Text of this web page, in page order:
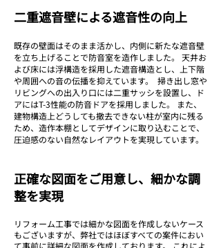
二重遮音壁による遮音性の向上
既存の壁面はそのまま活かし、内側に新たな遮音壁
を立ち上げることで防音室を造作しました。 天井お
よび床には浮構造を採用した遮音構造とし、上下階
や周囲への音の伝播を抑えています。 掃き出し窓や
リビングへの出入り口には二重サッシを設置し、ド
アにはT-3性能の防音ドアを採用しました。 また、
建物構造上どうしても撤去できない柱が室内に残る
ため、造作本棚としてデザインに取り込むことで、
圧迫感のない自然なレイアウトを実現しています。
​正確な図面をご用意し、細かな調
整を実現
リフォーム工事では細かな図面を作成しないケース
もございますが、弊社ではほぼすべての案件におい
て事前に詳細な図面を作成しております。 これによ